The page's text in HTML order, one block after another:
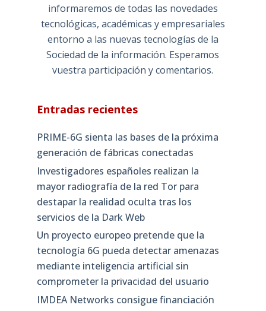
informaremos de todas las novedades
tecnológicas, académicas y empresariales
entorno a las nuevas tecnologías de la
Sociedad de la información. Esperamos
vuestra participación y comentarios.
Entradas recientes
PRIME-6G sienta las bases de la próxima
generación de fábricas conectadas
Investigadores españoles realizan la
mayor radiografía de la red Tor para
destapar la realidad oculta tras los
servicios de la Dark Web
Un proyecto europeo pretende que la
tecnología 6G pueda detectar amenazas
mediante inteligencia artificial sin
comprometer la privacidad del usuario
IMDEA Networks consigue financiación